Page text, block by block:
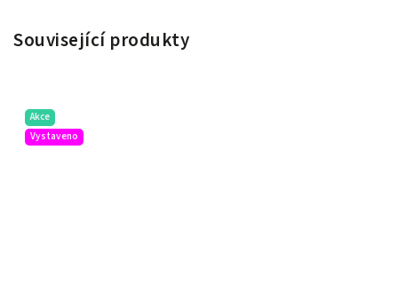
Související produkty
Akce
Vystaveno